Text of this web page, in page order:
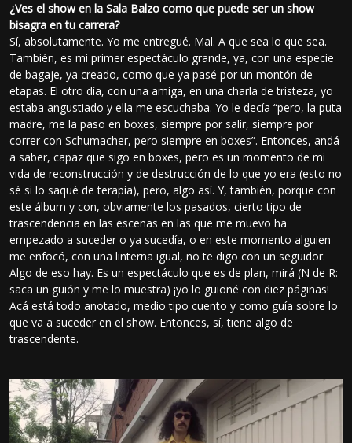
¿Ves el show en la Sala Balzo como que puede ser un show
bisagra en tu carrera?
Sí, absolutamente. Yo me entregué. Mal. A que sea lo que sea.
También, es mi primer espectáculo grande, ya, con una especie
de bagaje, ya creado, como que ya pasé por un montón de
etapas. El otro día, con una amiga, en una charla de tristeza, yo
estaba angustiado y ella me escuchaba. Yo le decía “pero, la puta
madre, me la paso en boxes, siempre por salir, siempre por
correr con Schumacher, pero siempre en boxes”. Entonces, andá
a saber, capaz que sigo en boxes, pero es un momento de mi
vida de reconstrucción y de destrucción de lo que yo era (esto no
sé si lo saqué de terapia), pero, algo así. Y, también, porque con
este álbum y con, obviamente los pasados, cierto tipo de
trascendencia en las escenas en las que me muevo ha
empezado a suceder o ya sucedía, o en este momento alguien
me enfocó, con una linterna igual, no te digo con un seguidor.
Algo de eso hay. Es un espectáculo que es de plan, mirá (N de R:
saca un guión y me lo muestra) ¡yo lo guioné con diez páginas!
Acá está todo anotado, medio tipo cuento y como guía sobre lo
que va a suceder en el show. Entonces, sí, tiene algo de
trascendente.